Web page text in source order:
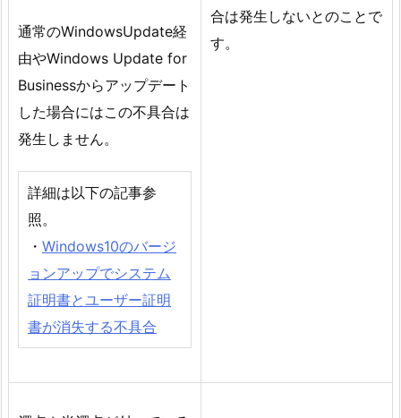
通常のWindowsUpdate経
由やWindows Update for
Businessからアップデート
した場合にはこの不具合は
発生しません。
詳細は以下の記事参
照。
・ Windows10のバージ
ョンアップでシステム
証明書とユーザー証明
書が消失する不具合
合は発生しないとのことで
す。